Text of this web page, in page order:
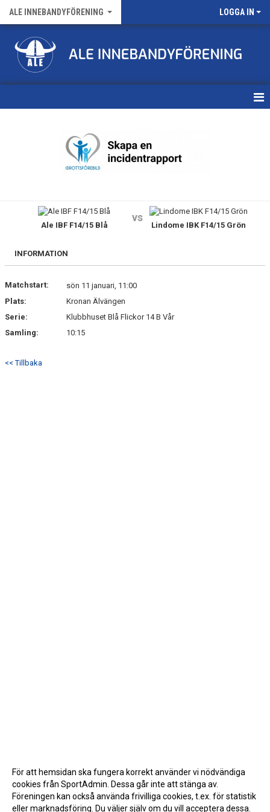
ALE INNEBANDYFÖRENING LOGGA IN
FÖRENINGENS MATCHER
NYHETSARKIV
MEDLEMSKAP
Ale IBF F14/15 Blå
vs
Lindome IBK F14/15 Grön
INFORMATION
Matchstart:
sön 11 januari, 11:00
Plats:
Kronan Älvängen
Serie:
Klubbhuset Blå Flickor 14 B Vår
Samling:
10:15
<< Tillbaka
För att hemsidan ska fungera korrekt använder vi nödvändiga
cookies från SportAdmin. Dessa går inte att stänga av.
Föreningen kan också använda frivilliga cookies, t.ex. för statistik
eller marknadsföring. Du väljer själv om du vill acceptera dessa.